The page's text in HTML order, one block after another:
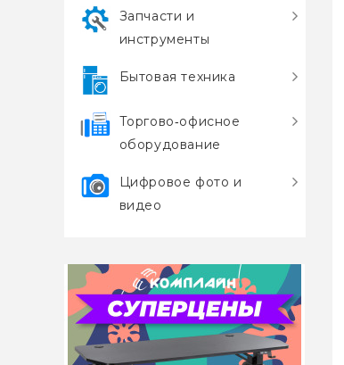
Запчасти и
инструменты
Бытовая техника
Торгово‑офисное
оборудование
Цифровое фото и
видео